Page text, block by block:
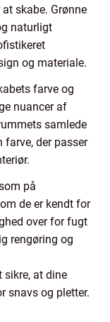
skabe. Grønne
naturligt
og materiale.
farve og
nuancer af
samlede
farve, der passer
på
de er kendt for
over for fugt
rengøring og
sikre, at dine
snavs og pletter.